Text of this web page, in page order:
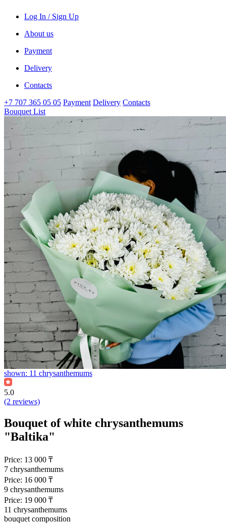
Log In / Sign Up
About us
Payment
Delivery
Contacts
+7 707 365 05 05 Payment Delivery Contacts
Bouquet List
shown: 11 chrysanthemums
5.0
(2 reviews)
Bouquet of white chrysanthemums
"Baltika"
Price: 13 000 ₸
7 chrysanthemums
Price: 16 000 ₸
9 chrysanthemums
Price: 19 000 ₸
11 chrysanthemums
bouquet composition